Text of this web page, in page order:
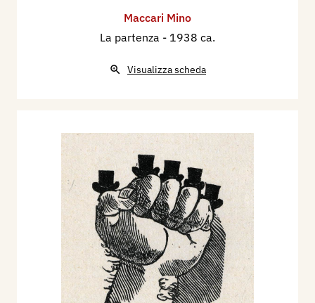
Maccari Mino
La partenza - 1938 ca.
Visualizza scheda